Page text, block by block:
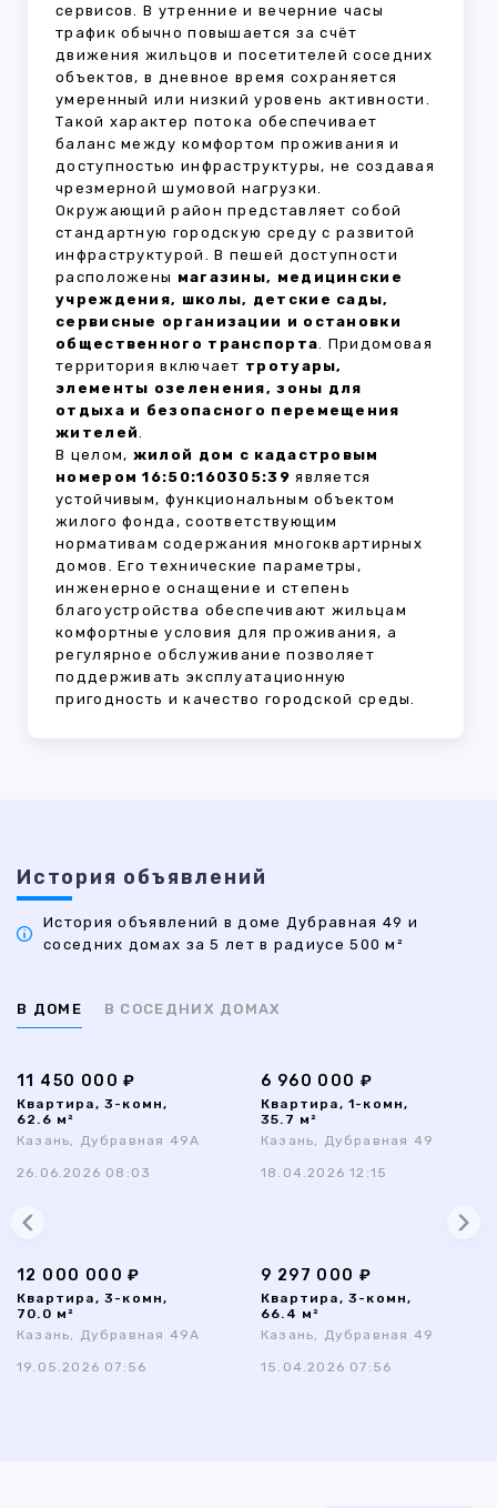
сервисов. В утренние и вечерние часы
трафик обычно повышается за счёт
движения жильцов и посетителей соседних
объектов, в дневное время сохраняется
умеренный или низкий уровень активности.
Такой характер потока обеспечивает
баланс между комфортом проживания и
доступностью инфраструктуры, не создавая
чрезмерной шумовой нагрузки.
Окружающий район представляет собой
стандартную городскую среду с развитой
инфраструктурой. В пешей доступности
расположены магазины, медицинские
учреждения, школы, детские сады,
сервисные организации и остановки
общественного транспорта. Придомовая
территория включает тротуары,
элементы озеленения, зоны для
отдыха и безопасного перемещения
жителей.
В целом, жилой дом с кадастровым
номером 16:50:160305:39 является
устойчивым, функциональным объектом
жилого фонда, соответствующим
нормативам содержания многоквартирных
домов. Его технические параметры,
инженерное оснащение и степень
благоустройства обеспечивают жильцам
комфортные условия для проживания, а
регулярное обслуживание позволяет
поддерживать эксплуатационную
пригодность и качество городской среды.
История объявлений
История объявлений в доме Дубравная 49 и
соседних домах за 5 лет в радиусе 500 м²
В ДОМЕ В СОСЕДНИХ ДОМАХ
11 450 000 ₽
Квартира, 3-комн,
62.6 м²
Казань, Дубравная 49А
26.06.2026 08:03
6 960 000 ₽
Квартира, 1-комн,
35.7 м²
Казань, Дубравная 49
18.04.2026 12:15
12 000 000 ₽
Квартира, 3-комн,
70.0 м²
Казань, Дубравная 49А
19.05.2026 07:56
9 297 000 ₽
Квартира, 3-комн,
66.4 м²
Казань, Дубравная 49
15.04.2026 07:56